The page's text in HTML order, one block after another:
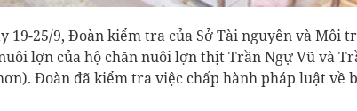
19-25/9, Đoàn kiểm tra của Sở Tài nguyên và Môi
lợn của hộ chăn nuôi lợn thịt Trần Ngự Vũ và
Đoàn đã kiểm tra việc chấp hành pháp luật về